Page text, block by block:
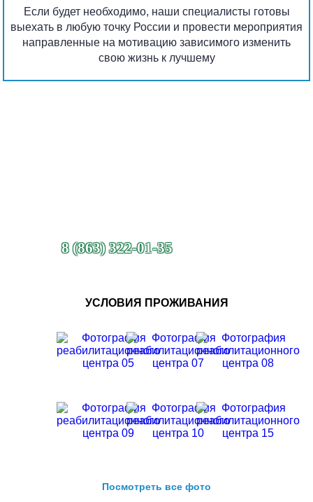
Если будет необходимо, наши специалисты готовы
выехать в любую точку России и провести мероприятия
направленные на мотивацию зависимого изменить
свою жизнь к лучшему
8 (863) 322-01-35
УСЛОВИЯ ПРОЖИВАНИЯ
Посмотреть все фото